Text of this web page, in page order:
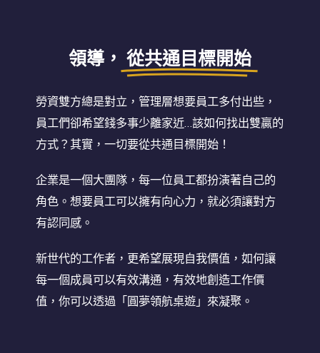
領導， 從共通目標開始
勞資雙方總是對立，管理層想要員工多付出些，
員工們卻希望錢多事少離家近…該如何找出雙贏的
方式？其實，一切要從共通目標開始！
企業是一個大團隊，每一位員工都扮演著自己的
角色。想要員工可以擁有向心力，就必須讓對方
有認同感。
新世代的工作者，更希望展現自我價值，如何讓
每一個成員可以有效溝通，有效地創造工作價
值，你可以透過「圓夢領航桌遊」來凝聚。